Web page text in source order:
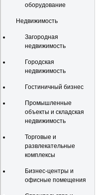
оборудование
Недвижимость
Загородная
недвижимость
Городская
недвижимость
Гостиничный бизнес
Промышленные
объекты и складская
недвижимость
Торговые и
развлекательные
комплексы
Бизнес-центры и
офисные помещения